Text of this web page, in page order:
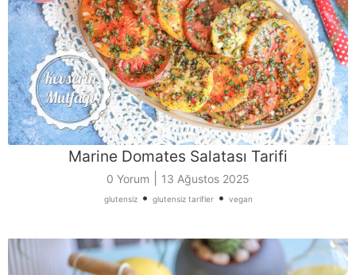
Marine Domates Salatası Tarifi
0 Yorum 13 Ağustos 2025
glutensiz• glutensiz tarifler• vegan